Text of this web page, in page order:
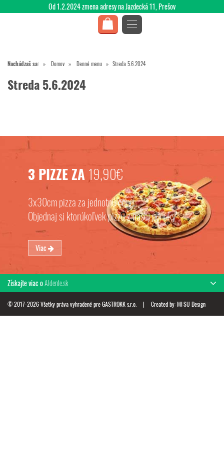
Nachádzaš sa: Domov Denné menu Streda 5.6.2024
Streda 5.6.2024
3 PIZZE ZA 19,90€
3x30cm pizza za jednotnú cenu.
Objednaj si ktorúkoľvek pizzu z našej ponuky
Viac
Získajte viac oAldente.sk
© 2017-2026 Všetky práva vyhradené pre GASTROKK s.r.o. | Created by:MI:SU Design
Od 1.2.2024 zmena adresy na Jazdecká 11, Prešov